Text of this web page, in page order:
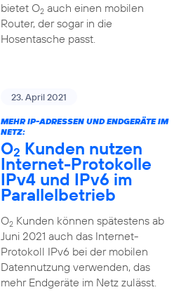
bietet O2auch einen mobilen
Router, der sogar in die
Hosentasche passt.
23. April 2021
MEHR IP-ADRESSEN UND ENDGERÄTE IM
NETZ:
O2 Kunden nutzen
Internet-Protokolle
IPv4 und IPv6 im
Parallelbetrieb
O2Kunden können spätestens ab
Juni 2021 auch das Internet-
Protokoll IPv6 bei der mobilen
Datennutzung verwenden, das
mehr Endgeräte im Netz zulässt.